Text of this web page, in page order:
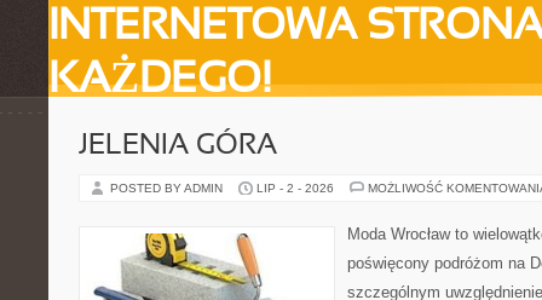
INTERNETOWA
KAŻDEGO!
JELENIA GÓRA
POSTED BY ADMIN LIP - 2 - 2026 MOŻLIWOŚĆ
Moda Wrocław to
poświęcony podróżom na
szczególnym